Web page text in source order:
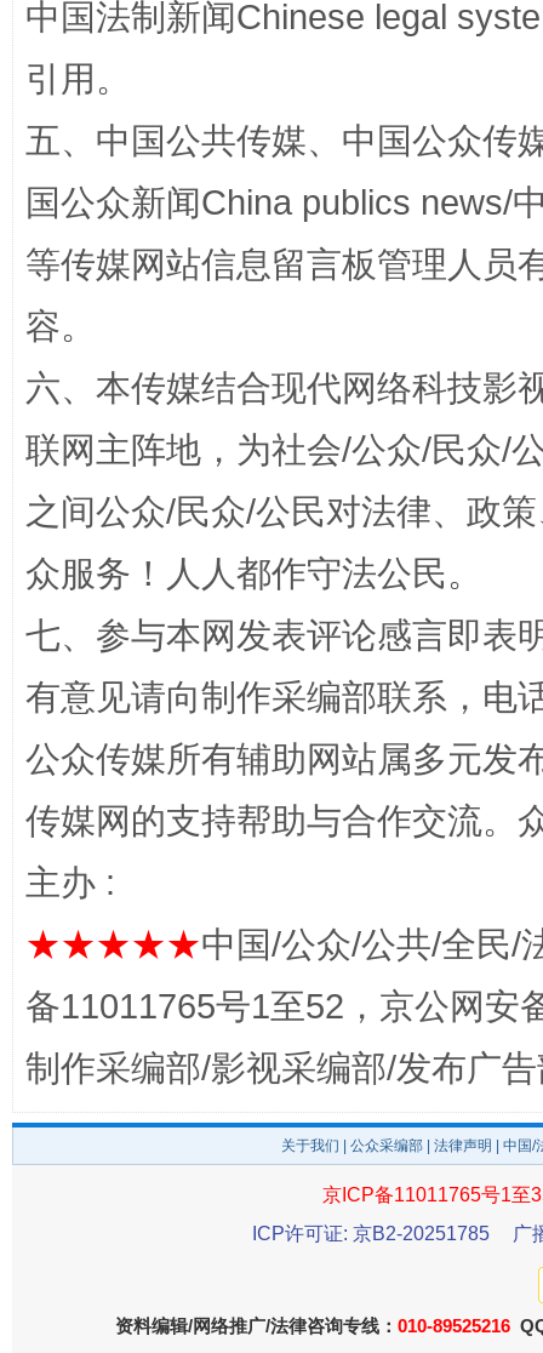
东山县通报“牛蛙产品抗生素超标问题” 法
中国法制新闻Chinese legal
引用。
五、中国公共传媒、中国公众传
国公众新闻China publics news/
等传媒网站信息留言板管理人员
容。
六、本传媒结合现代网络科技影
联网主阵地，为社会/公众/民众/
之间公众/民众/公民对法律、政
众服务！人人都作守法公民。
七、参与本网发表评论感言即表
有意见请向制作采编部联系，电
公众传媒所有辅助网站属多元发
传媒网的支持帮助与合作交流。
主办 :
★★★★★中国/公众/公共/全民/
备11011765号1至52，京公网安
制作采编部/影视采编部/发布广
关于我们 公众采编部 法律声明 | 中国
京ICP备11011765号1至
ICP许可证: 京B2-20251785
广
资料编辑/网络推广/法律咨询专线： 010-89525216